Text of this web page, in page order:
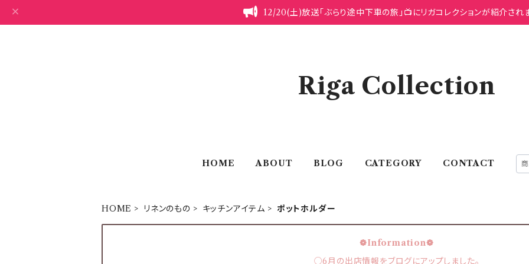
12/20(土)放送「ぶらり途中下車の旅」📺にリガコレクションが紹介され
Riga Collection
HOME ABOUT BLOG CATEGORY CONTACT
HOME リネンのもの キッチンアイテム ポットホルダー
❁Information❁
○6月の出店情報をブログにアップしました。